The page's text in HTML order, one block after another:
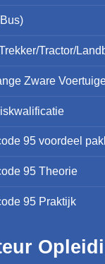
Tractor/
Zware
95 voordeel
95 Theorie
95 Praktijk